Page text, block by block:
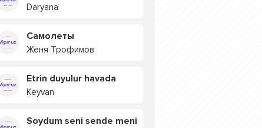
Daryana
Самолеты
Женя Трофимов
Etrin duyulur havada
Keyvan
Soydum seni sende meni